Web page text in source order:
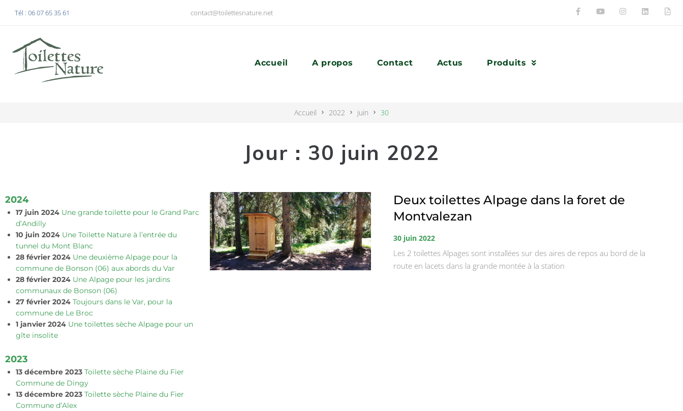
Tél : 06 07 65 35 61 contact@toilettesnature.net
Accueil A propos Contact Actus Produits
Accueil 2022 juin 30
Jour : 30 juin 2022
2024
17 juin 2024 Une grande toilette pour le Grand Parc
d’Andilly
10 juin 2024 Une Toilette Nature à l’entrée du
tunnel du Mont Blanc
28 février 2024 Une deuxième Alpage pour la
commune de Bonson (06) aux abords du Var
28 février 2024 Une Alpage pour les jardins
communaux de Bonson (06)
27 février 2024 Toujours dans le Var, pour la
commune de Le Broc
1 janvier 2024 Une toilettes sèche Alpage pour un
gîte insolite
2023
13 décembre 2023 Toilette sèche Plaine du Fier
Commune de Dingy
13 décembre 2023 Toilette sèche Plaine du Fier
Commune d’Alex
Deux toilettes Alpage dans la foret de
Montvalezan
30 juin 2022
Les 2 toilettes Alpages sont installées sur des aires de repos au bord de la
route en lacets dans la grande montée à la station